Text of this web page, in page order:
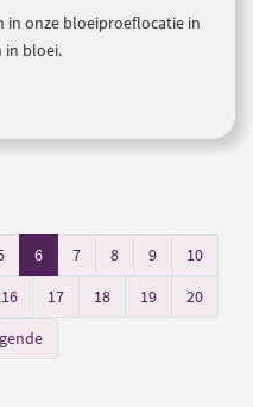
in onze bloeiproeflocatie in
in bloei.
6 7 8 9
10
16 17 18 19
20